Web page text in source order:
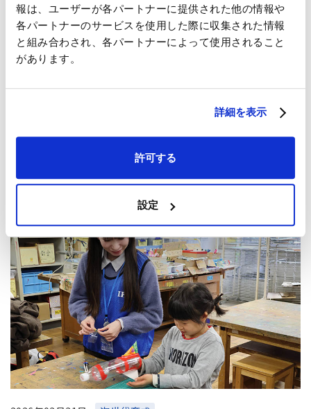
報は、ユーザーが各パートナーに提供された他の情報や
各パートナーのサービスを使用した際に収集された情報
と組み合わされ、各パートナーによって使用されること
があります。
詳細を表示
許可する
設定
ってすごい！」を行いました